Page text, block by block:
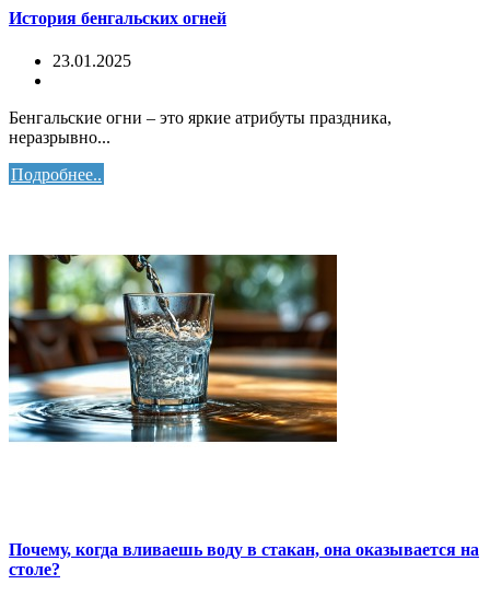
История бенгальских огней
23.01.2025
Бенгальские огни – это яркие атрибуты праздника,
неразрывно...
Подробнее..
Почему, когда вливаешь воду в стакан, она оказывается на
столе?